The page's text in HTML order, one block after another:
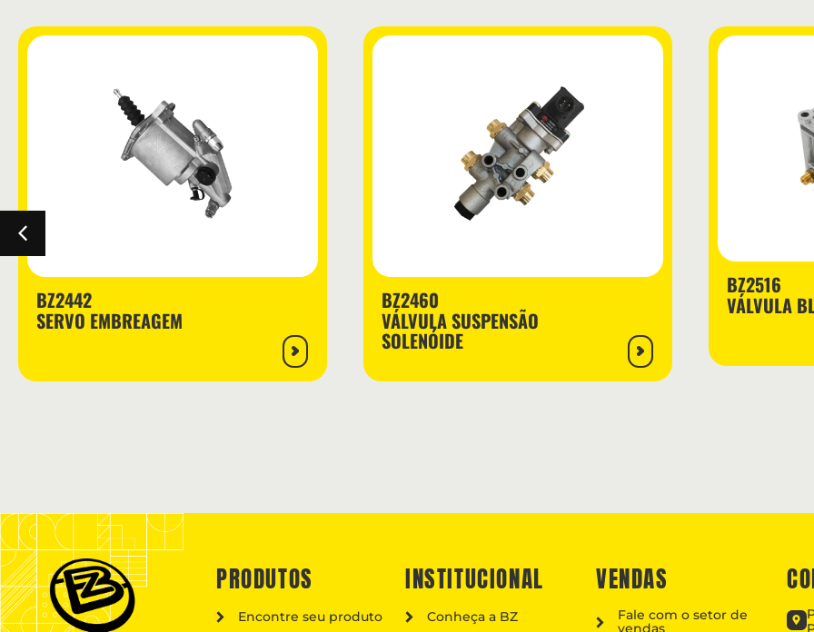
BZ2442
SERVO EMBREAGEM
BZ2460
VÁLVULA SUSPENSÃO
SOLENÓIDE
BZ2516
VÁLVULA
PRODUTOS
Encontre seu produto
INSTITUCIONAL
Conheça a BZ
VENDAS
Fale com o setor de
vendas